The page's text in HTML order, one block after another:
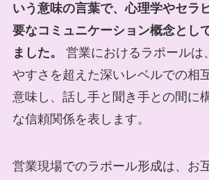
いう意味の言葉で、心理学やセラ
要なコミュニケーション概念とし
ました。
営業におけるラポールは
やすさを超えた深いレベルでの相
意味し、話し手と聞き手との間に
な信頼関係を表します。
営業現場でのラポール形成は、お